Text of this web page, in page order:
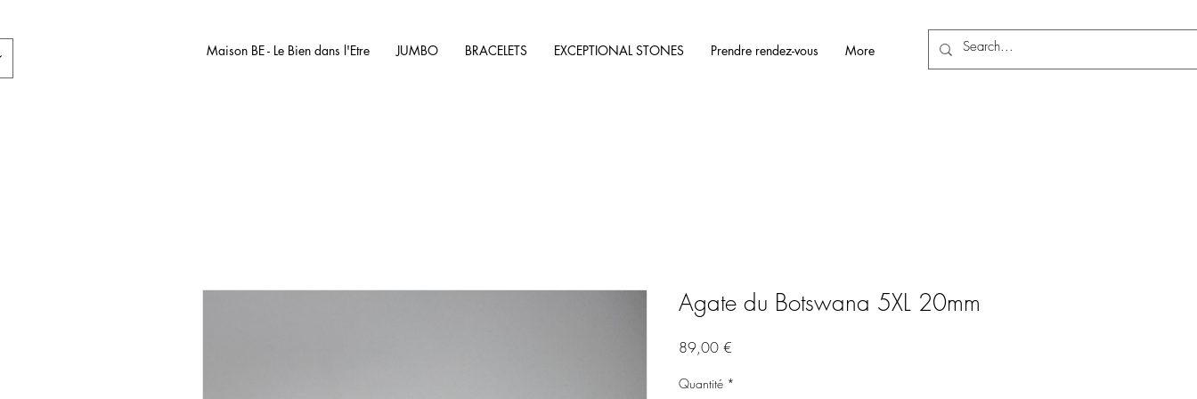
Maison BE - Le Bien dans l'Etre JUMBO BRACELETS EXCEPTIONAL STONES Prendre rendez-vous More
Agate du Botswana 5XL 20mm
89,00 €
Quantité *